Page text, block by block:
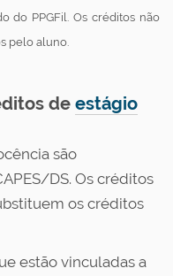
do PPGFil. Os créditos não
pelo aluno.
de estágio
são
DS. Os créditos
os créditos
estão vinculadas a